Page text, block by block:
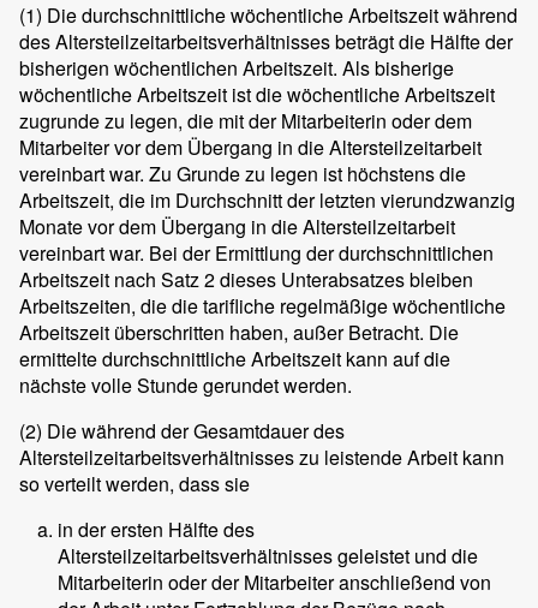
(1) Die durchschnittliche wöchentliche Arbeitszeit während
des Altersteilzeitarbeitsverhältnisses beträgt die Hälfte der
bisherigen wöchentlichen Arbeitszeit. Als bisherige
wöchentliche Arbeitszeit ist die wöchentliche Arbeitszeit
zugrunde zu legen, die mit der Mitarbeiterin oder dem
Mitarbeiter vor dem Übergang in die Altersteilzeitarbeit
vereinbart war. Zu Grunde zu legen ist höchstens die
Arbeitszeit, die im Durchschnitt der letzten vierundzwanzig
Monate vor dem Übergang in die Altersteilzeitarbeit
vereinbart war. Bei der Ermittlung der durchschnittlichen
Arbeitszeit nach Satz 2 dieses Unterabsatzes bleiben
Arbeitszeiten, die die tarifliche regelmäßige wöchentliche
Arbeitszeit überschritten haben, außer Betracht. Die
ermittelte durchschnittliche Arbeitszeit kann auf die
nächste volle Stunde gerundet werden.
(2) Die während der Gesamtdauer des
Altersteilzeitarbeitsverhältnisses zu leistende Arbeit kann
so verteilt werden, dass sie
in der ersten Hälfte des
Altersteilzeitarbeitsverhältnisses geleistet und die
Mitarbeiterin oder der Mitarbeiter anschließend von